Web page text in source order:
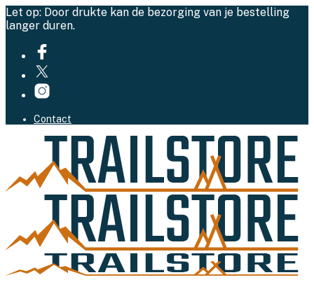
Let op: Door drukte kan de bezorging van je bestelling
langer duren.
Contact